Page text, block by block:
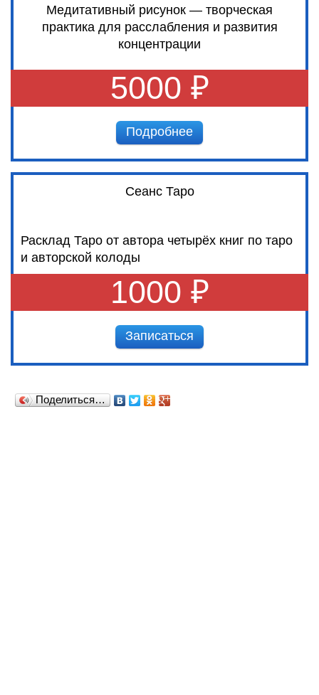
Медитативный рисунок — творческая
практика для расслабления и развития
концентрации
5000 ₽
Подробнее
Сеанс Таро
Расклад Таро от автора четырёх книг по таро
и авторской колоды
1000 ₽
Записаться
Поделиться…